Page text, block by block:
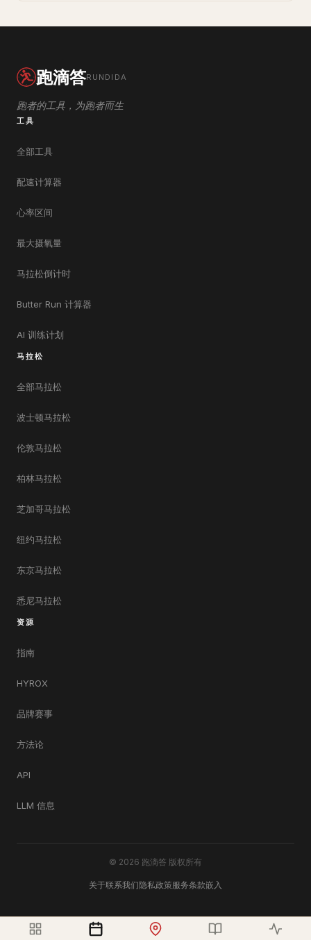
跑滴答RUNDIDA
跑者的工具，为跑者而生
工具
全部工具
配速计算器
心率区间
最大摄氧量
马拉松倒计时
Butter Run 计算器
AI 训练计划
马拉松
全部马拉松
波士顿马拉松
伦敦马拉松
柏林马拉松
芝加哥马拉松
纽约马拉松
东京马拉松
悉尼马拉松
资源
指南
HYROX
品牌赛事
方法论
API
LLM 信息
© 2026 跑滴答 版权所有
关于联系我们隐私政策服务条款嵌入